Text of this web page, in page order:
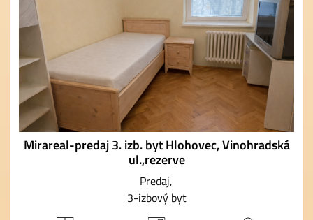
Mirareal-predaj 3. izb. byt Hlohovec, Vinohradská
ul.,rezerve
Predaj
3-izbový byt